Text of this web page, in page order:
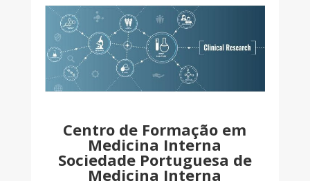
Centro de Formação em
Medicina Interna
Sociedade Portuguesa de
Medicina Interna